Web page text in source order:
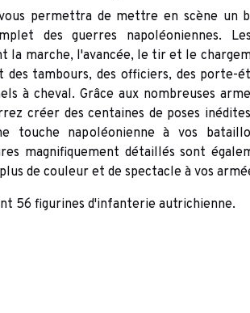
permettra de mettre en scène un
des guerres napoléoniennes.
la marche, l'avancée, le tir et le
des tambours, des officiers, des porte-
à cheval. Grâce aux nombreuses
créer des centaines de poses
touche napoléonienne à vos
magnifiquement détaillés sont
de couleur et de spectacle à vos
56 figurines d'infanterie autrichienne.